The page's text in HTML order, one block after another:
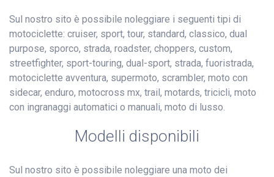
Sul nostro sito è possibile noleggiare i seguenti tipi di
motociclette: cruiser, sport, tour, standard, classico, dual
purpose, sporco, strada, roadster, choppers, custom,
streetfighter, sport-touring, dual-sport, strada, fuoristrada,
motociclette avventura, supermoto, scrambler, moto con
sidecar, enduro, motocross mx, trail, motards, tricicli, moto
con ingranaggi automatici o manuali, moto di lusso.
Modelli disponibili
Sul nostro sito è possibile noleggiare una moto dei